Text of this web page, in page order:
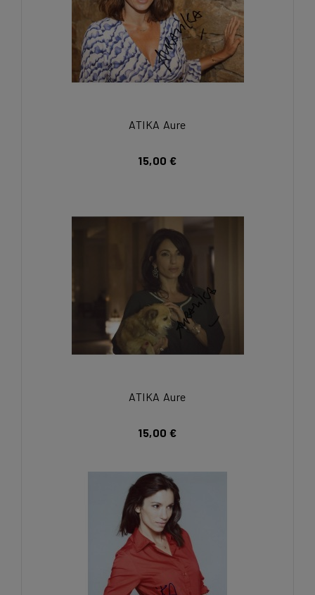
ATIKA Aure
15,00 €
ATIKA Aure
15,00 €